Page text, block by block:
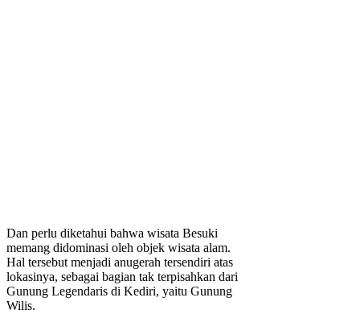
Dan perlu diketahui bahwa wisata Besuki
memang didominasi oleh objek wisata alam.
Hal tersebut menjadi anugerah tersendiri atas
lokasinya, sebagai bagian tak terpisahkan dari
Gunung Legendaris di Kediri, yaitu Gunung
Wilis.